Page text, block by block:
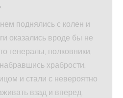
поднялись с колен и
оказались вроде бы не
генералы, полковники,
храбрости,
и стали с невероятно
взад и вперед.